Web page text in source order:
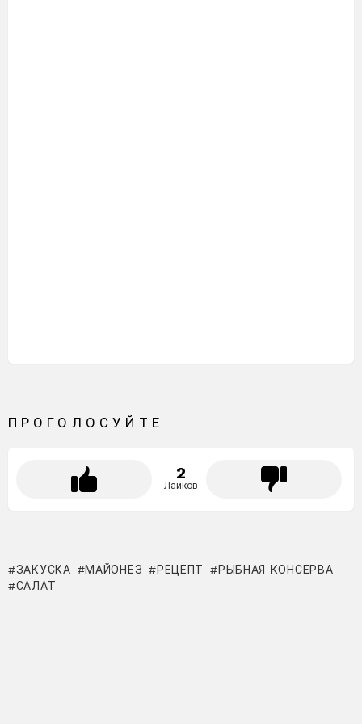
ПРОГОЛОСУЙТЕ
2
Лайков
ЗАКУСКА МАЙОНЕЗ РЕЦЕПТ
РЫБНАЯ КОНСЕРВА
САЛАТ